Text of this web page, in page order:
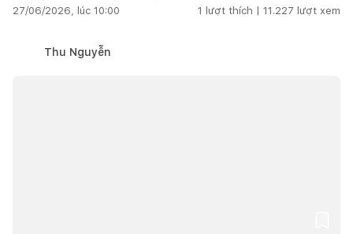
27/06/2026, lúc 10:00 1 lượt thích | 11.227 lượt xem
Thu Nguyễn